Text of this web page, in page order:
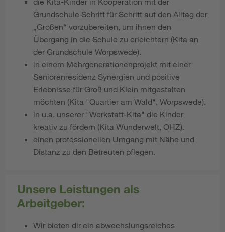
Grundschule Schritt für Schritt auf den Alltag der
„Großen“ vorzubereiten, um ihnen den
Übergang in die Schule zu erleichtern (Kita an
der Grundschule Worpswede).
in einem Mehrgenerationenprojekt mit einer
Seniorenresidenz Synergien und positive
Erlebnisse für Groß und Klein mitgestalten
möchten (Kita "Quartier am Wald", Worpswede).
in u.a. unserer "Werkstatt-Kita" die Kinder
kreativ zu fördern (Kita Wunderwelt, OHZ).
einen professionellen Umgang mit Nähe und
Distanz zu den Betreuten pflegen.
Unsere Leistungen als
Arbeitgeber:
Wir bieten dir ein abwechslungsreiches